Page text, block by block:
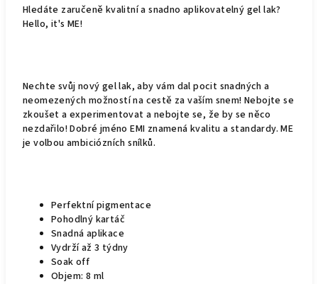
Hledáte zaručeně kvalitní a snadno aplikovatelný gel lak?
Hello, it's ME!
Nechte svůj nový gel lak, aby vám dal pocit snadných a
neomezených možností na cestě za vaším snem! Nebojte se
zkoušet a experimentovat a nebojte se, že by se něco
nezdařilo! Dobré jméno EMI znamená kvalitu a standardy. ME
je volbou ambiciózních snílků.
Perfektní pigmentace
Pohodlný kartáč
Snadná aplikace
Vydrží až 3 týdny
Soak off
Objem: 8 ml